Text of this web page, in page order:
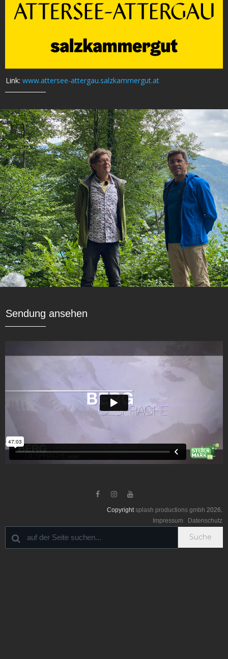
Link: www.attersee-attergau.salzkammergut.at
Sendung ansehen
  
Copyright splash productions gmbh 2026
Impressum
Datenschutz
Suche